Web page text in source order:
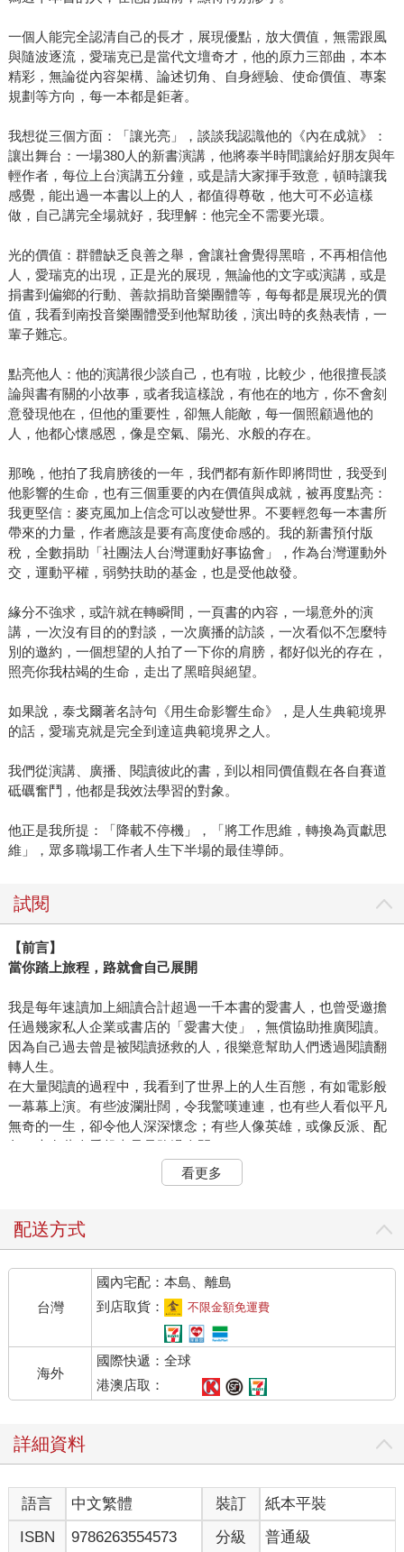
一個人能完全認清自己的長才，展現優點，放大價值，無需跟風
與隨波逐流，愛瑞克已是當代文壇奇才，他的原力三部曲，本本
精彩，無論從內容架構、論述切角、自身經驗、使命價值、專案
規劃等方向，每一本都是鉅著。
我想從三個方面：「讓光亮」，談談我認識他的《內在成就》：
讓出舞台：一場380人的新書演講，他將泰半時間讓給好朋友與年
輕作者，每位上台演講五分鐘，或是請大家揮手致意，頓時讓我
感覺，能出過一本書以上的人，都值得尊敬，他大可不必這樣
做，自己講完全場就好，我理解：他完全不需要光環。
光的價值：群體缺乏良善之舉，會讓社會覺得黑暗，不再相信他
人，愛瑞克的出現，正是光的展現，無論他的文字或演講，或是
捐書到偏鄉的行動、善款捐助音樂團體等，每每都是展現光的價
值，我看到南投音樂團體受到他幫助後，演出時的炙熱表情，一
輩子難忘。
點亮他人：他的演講很少談自己，也有啦，比較少，他很擅長談
論與書有關的小故事，或者我這樣說，有他在的地方，你不會刻
意發現他在，但他的重要性，卻無人能敵，每一個照顧過他的
人，他都心懷感恩，像是空氣、陽光、水般的存在。
那晚，他拍了我肩膀後的一年，我們都有新作即將問世，我受到
他影響的生命，也有三個重要的內在價值與成就，被再度點亮：
我更堅信：麥克風加上信念可以改變世界。不要輕忽每一本書所
帶來的力量，作者應該是要有高度使命感的。我的新書預付版
稅，全數捐助「社團法人台灣運動好事協會」，作為台灣運動外
交，運動平權，弱勢扶助的基金，也是受他啟發。
緣分不強求，或許就在轉瞬間，一頁書的內容，一場意外的演
講，一次沒有目的的對談，一次廣播的訪談，一次看似不怎麼特
別的邀約，一個想望的人拍了一下你的肩膀，都好似光的存在，
照亮你我枯竭的生命，走出了黑暗與絕望。
如果說，泰戈爾著名詩句《用生命影響生命》，是人生典範境界
的話，愛瑞克就是完全到達這典範境界之人。
我們從演講、廣播、閱讀彼此的書，到以相同價值觀在各自賽道
砥礪奮鬥，他都是我效法學習的對象。
他正是我所提：「降載不停機」，「將工作思維，轉換為貢獻思
維」，眾多職場工作者人生下半場的最佳導師。
試閱
【前言】
當你踏上旅程，路就會自己展開
我是每年速讀加上細讀合計超過一千本書的愛書人，也曾受邀擔
任過幾家私人企業或書店的「愛書大使」，無償協助推廣閱讀。
因為自己過去曾是被閱讀拯救的人，很樂意幫助人們透過閱讀翻
轉人生。
在大量閱讀的過程中，我看到了世界上的人生百態，有如電影般
一幕幕上演。有些波瀾壯闊，令我驚嘆連連，也有些人看似平凡
無奇的一生，卻令他人深深懷念；有些人像英雄，或像反派、配
年輕時的我，曾自以為是主角，世界是舞台，而上帝是導演兼編
劇。進入人生下半場，才漸漸發覺，每個人就是導演兼編劇，因
俱寂，只有自己面對自己。
醫師作家侯文詠給了我們借鏡。他曾在病床邊陪伴四、 五百位臨
終病患走完人生最後一程。他在《請問侯文詠：一場與內在對話
的旅程》書中寫道：「在我和病人的談話間，幾乎無可避免地都
會回顧自己的這一生，到底給別人帶來了什麼幫助，為這個世界
留下了什麼貢獻？很多人甚至後悔自己的人生，都在浪費時
間……。或許因為這些經驗，往後當我面對『內在價值』與『外
在價值』的衝突，只要想起和這四、 五百個臨終病人相處的點點
滴滴，我總是能夠鼓起勇氣去選擇自己想要的。」我們想要怎樣
的一個人生？似乎每個人在不同階段，都被賦予了某些義務和責
績」來衡量。這些成績或考績，或多或少會影響一個人的心情快
樂與否，但卻不是完全的線性相關，更不是唯一指標。
有許多成績優異的學生、事業有成的人們，活在不快樂的世界
中，陷入憂鬱，甚至想要結束人生。說來奇怪，他們已經是「人
生勝利組」了呀，怎麼擁有了這麼多傲人的成績和成就，卻依然
活在痛苦和憂鬱之中？
看更多
配送方式
台灣
國內宅配：本島、離島
到店取貨：
不限金額免運費
海外
國際快遞：全球
港澳店取：
詳細資料
語言 中文繁體 裝訂
紙本平裝
ISBN
9786263554573 分級 普通級